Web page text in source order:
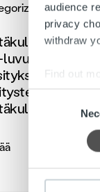
audience
privacy
withdraw
Find out
We use
other
Consent
laskussa
–